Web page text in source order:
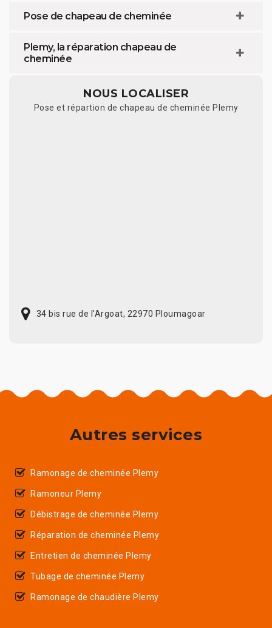
Pose de chapeau de cheminée
Plemy, la réparation chapeau de
cheminée
NOUS LOCALISER
Pose et répartion de chapeau de cheminée Plemy
34 bis rue de l'Argoat, 22970 Ploumagoar
Autres services
Ramonage de cheminée Plemy
Ramoneur Plemy
Débistrage de cheminée Plemy
Réparation de cheminée Plemy
Entretien de cheminée Plemy
Tubage de cheminée Plemy
Ramonage de chaudière Plemy